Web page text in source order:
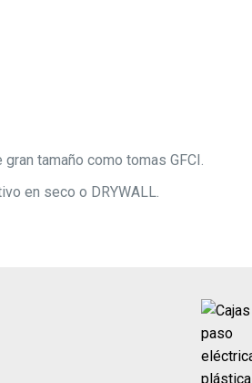
tamaño como tomas GFCI.
en seco o DRYWALL.